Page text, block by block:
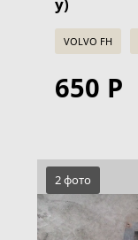
VOLVO FH
650 Р
2 фото